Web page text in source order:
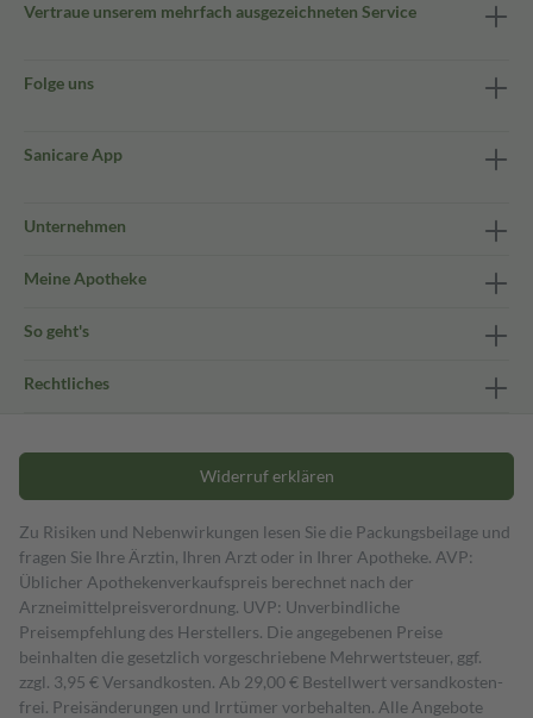
Vertraue unserem mehrfach ausgezeichneten Service
Folge uns
Sanicare App
Unternehmen
Meine Apotheke
So geht's
Rechtliches
Widerruf erklären
Zu Risiken und Nebenwirkungen lesen Sie die Packungsbeilage und
fragen Sie Ihre Ärztin, Ihren Arzt oder in Ihrer Apotheke. AVP:
Üblicher Apothekenverkaufspreis berechnet nach der
Arzneimittelpreisverordnung. UVP: Unverbindliche
Preisempfehlung des Herstellers. Die angegebenen Preise
beinhalten die gesetzlich vorgeschriebene Mehrwertsteuer, ggf.
zzgl. 3,95 € Versandkosten. Ab 29,00 € Bestell­wert versand­kosten­
frei. Preisänderungen und Irrtümer vorbehalten. Alle Angebote